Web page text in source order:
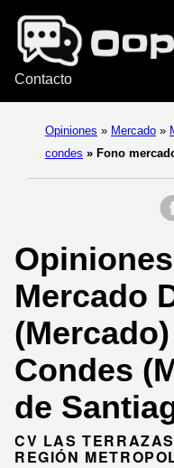
Contacto
Opiniones » Mercado »
condes » Fono
Mercado
Condes
de
CV LAS
REGIÓN